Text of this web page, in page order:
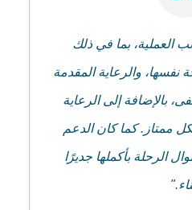
العملية، بما في ذلك
نفسها، والرعاية المقدمة
بالإضافة إلى الرعاية
ممتاز. كما كان الدعم
الرحلة بأكملها جديرًا